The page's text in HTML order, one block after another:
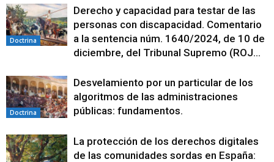
Doctrina
Derecho y capacidad para testar de las
personas con discapacidad. Comentario
a la sentencia núm. 1640/2024, de 10 de
diciembre, del Tribunal Supremo (ROJ...
Doctrina
Desvelamiento por un particular de los
algoritmos de las administraciones
públicas: fundamentos.
La protección de los derechos digitales
de las comunidades sordas en España: